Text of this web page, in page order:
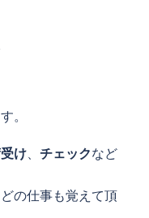
。
け、 チェックなど
の仕事も覚えて頂